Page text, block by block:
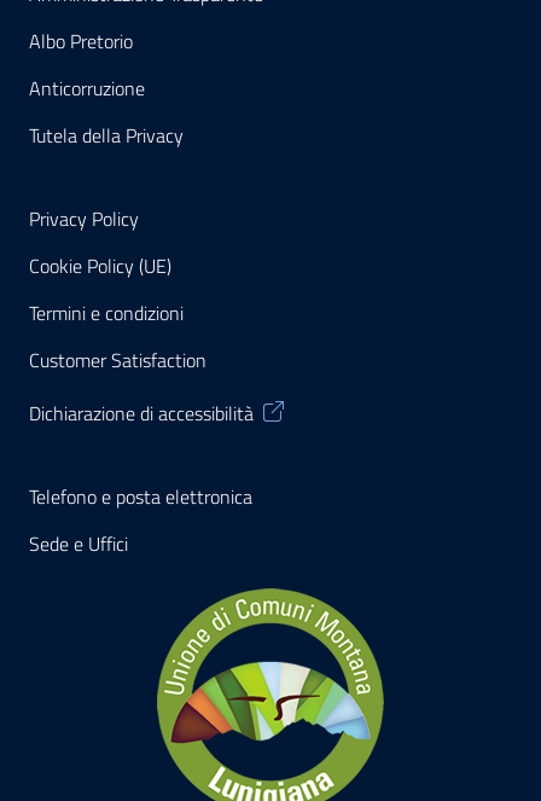
Albo Pretorio
Anticorruzione
Tutela della Privacy
Privacy Policy
Cookie Policy (UE)
Termini e condizioni
Customer Satisfaction
Dichiarazione di accessibilità
Telefono e posta elettronica
Sede e Uffici